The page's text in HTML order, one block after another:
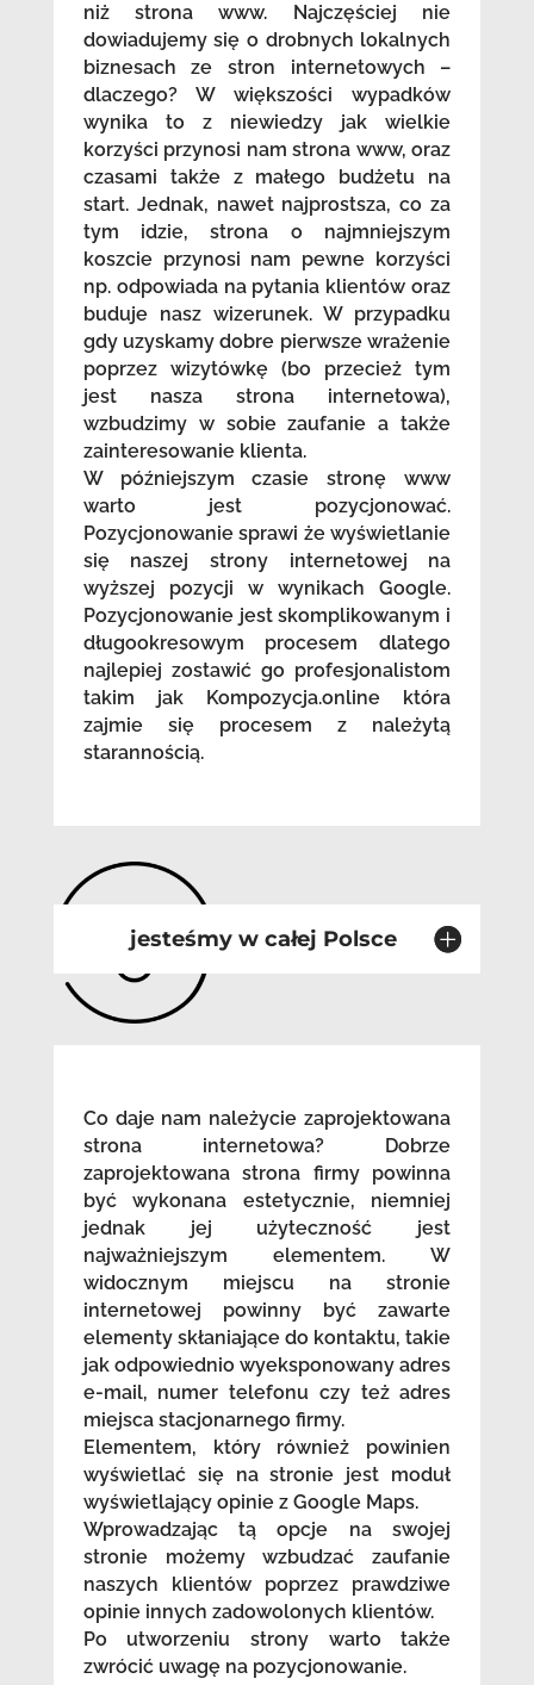
niż strona www. Najczęściej nie
dowiadujemy się o drobnych lokalnych
biznesach ze stron internetowych –
dlaczego? W większości wypadków
wynika to z niewiedzy jak wielkie
korzyści przynosi nam strona www, oraz
czasami także z małego budżetu na
start. Jednak, nawet najprostsza, co za
tym idzie, strona o najmniejszym
koszcie przynosi nam pewne korzyści
np. odpowiada na pytania klientów oraz
buduje nasz wizerunek. W przypadku
gdy uzyskamy dobre pierwsze wrażenie
poprzez wizytówkę (bo przecież tym
jest nasza strona internetowa),
wzbudzimy w sobie zaufanie a także
zainteresowanie klienta.
W późniejszym czasie stronę www
warto jest pozycjonować.
Pozycjonowanie sprawi że wyświetlanie
się naszej strony internetowej na
wyższej pozycji w wynikach Google.
Pozycjonowanie jest skomplikowanym i
długookresowym procesem dlatego
najlepiej zostawić go profesjonalistom
takim jak Kompozycja.online która
zajmie się procesem z należytą
starannością.
jesteśmy w całej Polsce
Co daje nam należycie zaprojektowana
strona internetowa? Dobrze
zaprojektowana strona firmy powinna
być wykonana estetycznie, niemniej
jednak jej użyteczność jest
najważniejszym elementem. W
widocznym miejscu na stronie
internetowej powinny być zawarte
elementy skłaniające do kontaktu, takie
jak odpowiednio wyeksponowany adres
e-mail, numer telefonu czy też adres
miejsca stacjonarnego firmy.
Elementem, który również powinien
wyświetlać się na stronie jest moduł
wyświetlający opinie z Google Maps.
Wprowadzając tą opcje na swojej
stronie możemy wzbudzać zaufanie
naszych klientów poprzez prawdziwe
opinie innych zadowolonych klientów.
Po utworzeniu strony warto także
zwrócić uwagę na pozycjonowanie.